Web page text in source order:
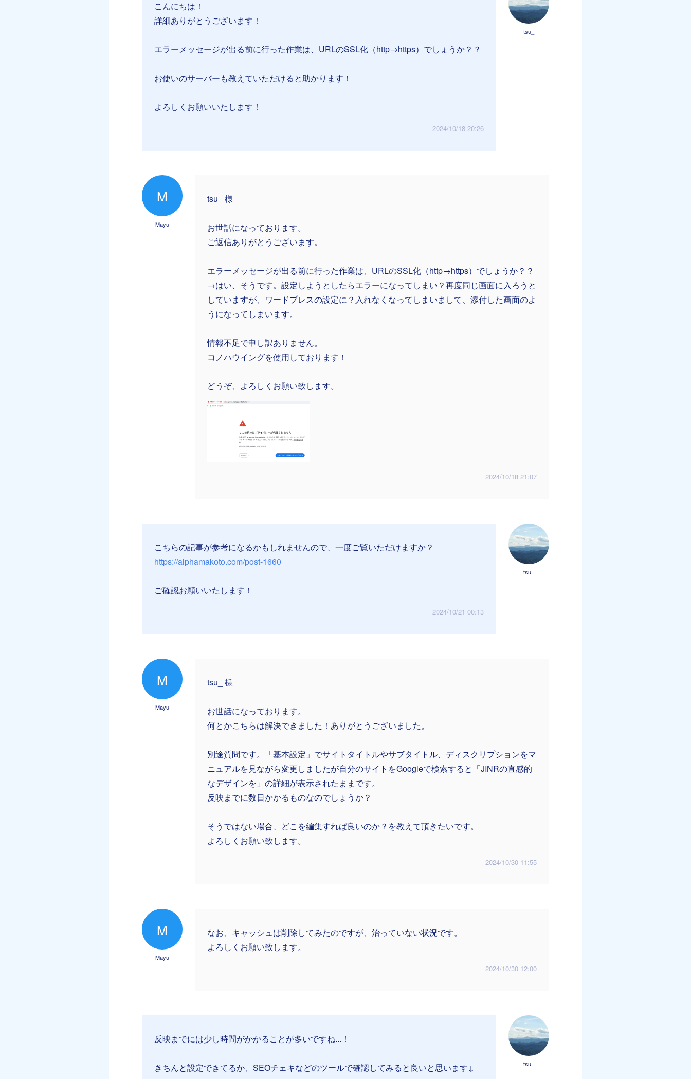
tsu_
こんにちは！
詳細ありがとうございます！
エラーメッセージが出る前に行った作業は、URLのSSL化（http→https）でしょうか？？
お使いのサーバーも教えていただけると助かります！
よろしくお願いいたします！
2024/10/18 20:26
M
Mayu
tsu_ 様
お世話になっております。
ご返信ありがとうございます。
エラーメッセージが出る前に行った作業は、URLのSSL化（http→https）でしょうか？？
→はい、そうです。設定しようとしたらエラーになってしまい？再度同じ画面に入ろうと
していますが、ワードプレスの設定に？入れなくなってしまいまして、添付した画面のよ
うになってしまいます。
情報不足で申し訳ありません。
コノハウイングを使用しております！
どうぞ、よろしくお願い致します。
2024/10/18 21:07
tsu_
こちらの記事が参考になるかもしれませんので、一度ご覧いただけますか？
https://alphamakoto.com/post-1660
ご確認お願いいたします！
2024/10/21 00:13
M
Mayu
tsu_ 様
お世話になっております。
何とかこちらは解決できました！ありがとうございました。
別途質問です。「基本設定」でサイトタイトルやサブタイトル、ディスクリプションをマ
ニュアルを見ながら変更しましたが自分のサイトをGoogleで検索すると「JINRの直感的
なデザインを」の詳細が表示されたままです。
反映までに数日かかるものなのでしょうか？
そうではない場合、どこを編集すれば良いのか？を教えて頂きたいです。
よろしくお願い致します。
2024/10/30 11:55
M
Mayu
なお、キャッシュは削除してみたのですが、治っていない状況です。
よろしくお願い致します。
2024/10/30 12:00
tsu_
反映までには少し時間がかかることが多いですね...！
きちんと設定できてるか、SEOチェキなどのツールで確認してみると良いと思います↓